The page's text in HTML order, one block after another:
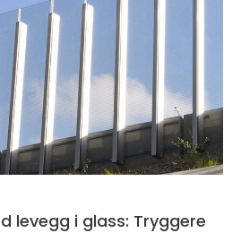
levegg i glass: Tryggere